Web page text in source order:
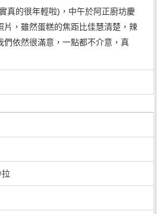
真的很年輕啦)，中午於阿正廚坊慶
片，雖然蛋糕的焦距比佳慧清楚，辣
們依然很滿意，一點都不介意，真
拉